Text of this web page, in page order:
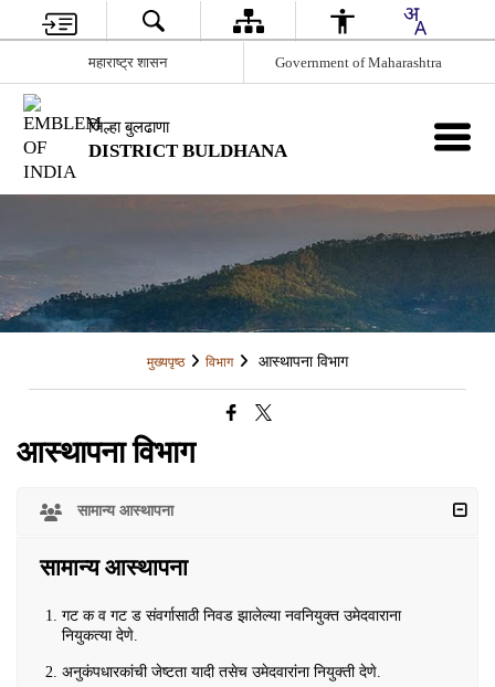
महाराष्ट्र शासन Government of Maharashtra
जिल्हा बुलढाणा
DISTRICT BULDHANA
मुख्यपृष्ठ विभाग आस्थापना विभाग
आस्थापना विभाग
सामान्य आस्थापना
सामान्य आस्थापना
गट क व गट ड संवर्गासाठी निवड झालेल्या नवनियुक्त उमेदवाराना
नियुकत्या देणे.
अनुकंपधारकांची जेष्टता यादी तसेच उमेदवारांना नियुक्ती देणे.